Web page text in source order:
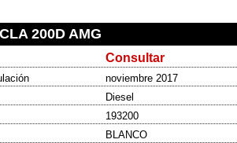
200D AMG
Consultar
noviembre 2017
Diesel
193200
BLANCO